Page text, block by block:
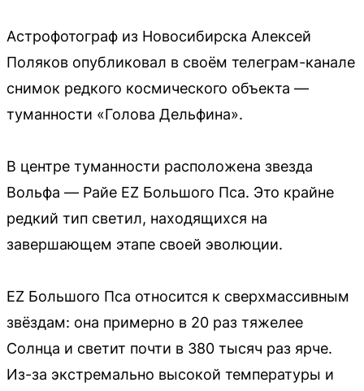
Астрофотограф из Новосибирска Алексей
Поляков опубликовал в своём телеграм-канале
снимок редкого космического объекта —
туманности «Голова Дельфина».
В центре туманности расположена звезда
Вольфа — Райе EZ Большого Пса. Это крайне
редкий тип светил, находящихся на
завершающем этапе своей эволюции.
EZ Большого Пса относится к сверхмассивным
звёздам: она примерно в 20 раз тяжелее
Солнца и светит почти в 380 тысяч раз ярче.
Из-за экстремально высокой температуры и